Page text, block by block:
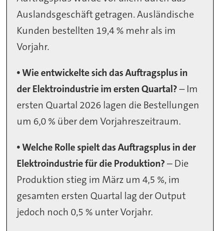
Auslandsgeschäft getragen. Ausländische
Kunden bestellten 19,4 % mehr als im
Vorjahr.
• Wie entwickelte sich das Auftragsplus in
der Elektroindustrie im ersten Quartal?– Im
ersten Quartal 2026 lagen die Bestellungen
um 6,0 % über dem Vorjahreszeitraum.
• Welche Rolle spielt das Auftragsplus in der
Elektroindustrie für die Produktion?– Die
Produktion stieg im März um 4,5 %, im
gesamten ersten Quartal lag der Output
jedoch noch 0,5 % unter Vorjahr.